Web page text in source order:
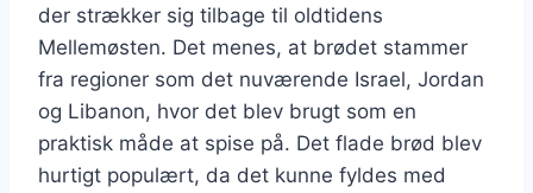
der strækker sig tilbage til oldtidens
Mellemøsten. Det menes, at brødet stammer
fra regioner som det nuværende Israel, Jordan
og Libanon, hvor det blev brugt som en
praktisk måde at spise på. Det flade brød blev
hurtigt populært, da det kunne fyldes med